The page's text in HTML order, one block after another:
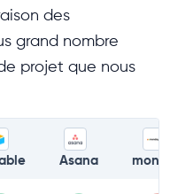
des
grand nombre
projet que nous
Asana